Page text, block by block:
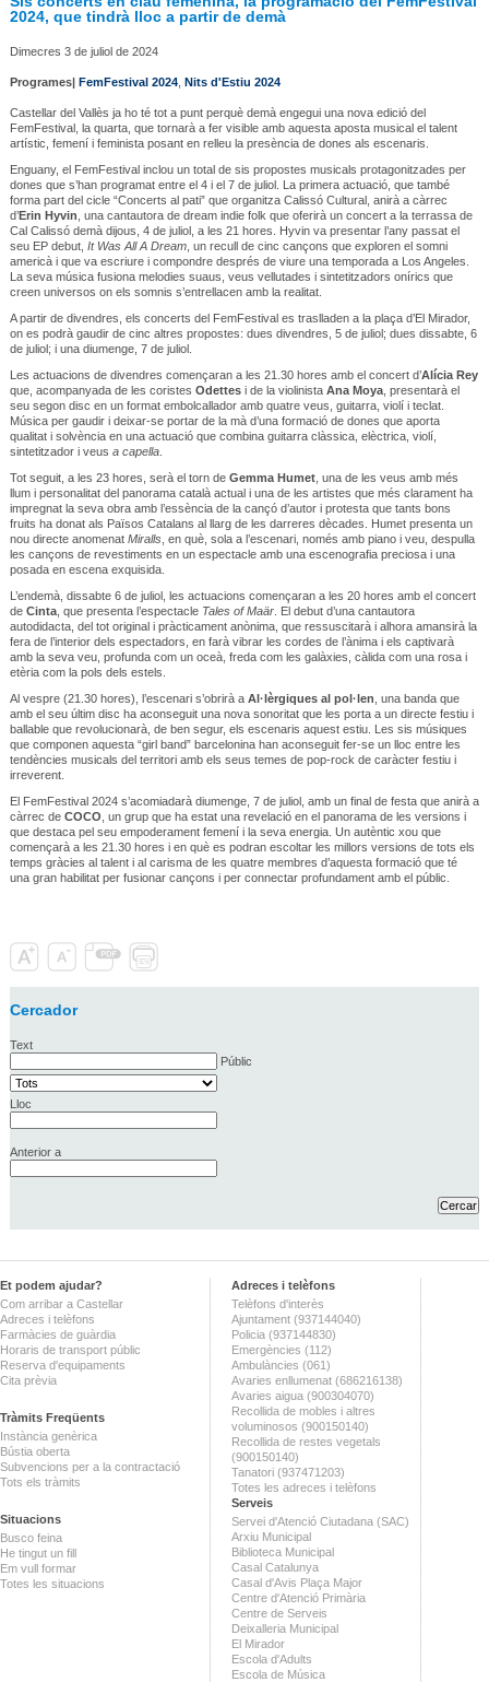
2024, que tindrà lloc a partir de demà
Dimecres 3 de juliol de 2024
Programes| FemFestival 2024, Nits d'Estiu 2024
Castellar del Vallès ja ho té tot a punt perquè demà engegui una nova edició del
FemFestival, la quarta, que tornarà a fer visible amb aquesta aposta musical el talent
artístic, femení i feminista posant en relleu la presència de dones als escenaris.
Enguany, el FemFestival inclou un total de sis propostes musicals protagonitzades per
dones que s’han programat entre el 4 i el 7 de juliol. La primera actuació, que també
forma part del cicle “Concerts al pati” que organitza Calissó Cultural, anirà a càrrec
d’Erin Hyvin , una cantautora de dream indie folk que oferirà un concert a la terrassa de
Cal Calissó demà dijous, 4 de juliol, a les 21 hores. Hyvin va presentar l’any passat el
seu EP debut, It Was All A Dream, un recull de cinc cançons que exploren el somni
americà i que va escriure i compondre després de viure una temporada a Los Angeles.
La seva música fusiona melodies suaus, veus vellutades i sintetitzadors onírics que
creen universos on els somnis s’entrellacen amb la realitat.
A partir de divendres, els concerts del FemFestival es traslladen a la plaça d’El Mirador,
on es podrà gaudir de cinc altres propostes: dues divendres, 5 de juliol; dues dissabte, 6
de juliol; i una diumenge, 7 de juliol.
Les actuacions de divendres començaran a les 21.30 hores amb el concert d’Alícia Rey
que, acompanyada de les coristes Odettesi de la violinista Ana Moya, presentarà el
seu segon disc en un format embolcallador amb quatre veus, guitarra, violí i teclat.
Música per gaudir i deixar-se portar de la mà d’una formació de dones que aporta
qualitat i solvència en una actuació que combina guitarra clàssica, elèctrica, violí,
sintetitzador i veus a capella.
Tot seguit, a les 23 hores, serà el torn de Gemma Humet, una de les veus amb més
llum i personalitat del panorama català actual i una de les artistes que més clarament ha
impregnat la seva obra amb l’essència de la cançó d’autor i protesta que tants bons
fruits ha donat als Països Catalans al llarg de les darreres dècades. Humet presenta un
nou directe anomenat Miralls, en què, sola a l’escenari, només amb piano i veu, despulla
les cançons de revestiments en un espectacle amb una escenografia preciosa i una
posada en escena exquisida.
L’endemà, dissabte 6 de juliol, les actuacions començaran a les 20 hores amb el concert
de Cinta, que presenta l’espectacle Tales of Maär. El debut d’una cantautora
autodidacta, del tot original i pràcticament anònima, que ressuscitarà i alhora amansirà la
fera de l’interior dels espectadors, en farà vibrar les cordes de l’ànima i els captivarà
amb la seva veu, profunda com un oceà, freda com les galàxies, càlida com una rosa i
etèria com la pols dels estels.
Al vespre (21.30 hores), l’escenari s’obrirà a Al·lèrgiques al pol·len , una banda que
amb el seu últim disc ha aconseguit una nova sonoritat que les porta a un directe festiu i
ballable que revolucionarà, de ben segur, els escenaris aquest estiu. Les sis músiques
que componen aquesta “girl band” barcelonina han aconseguit fer-se un lloc entre les
tendències musicals del territori amb els seus temes de pop-rock de caràcter festiu i
irreverent.
El FemFestival 2024 s’acomiadarà diumenge, 7 de juliol, amb un final de festa que anirà a
càrrec de COCO , un grup que ha estat una revelació en el panorama de les versions i
que destaca pel seu empoderament femení i la seva energia. Un autèntic xou que
començarà a les 21.30 hores i en què es podran escoltar les millors versions de tots els
temps gràcies al talent i al carisma de les quatre membres d’aquesta formació que té
una gran habilitat per fusionar cançons i per connectar profundament amb el públic.
Cercador
Text
Públic
Lloc
Anterior a
Et podem ajudar?
Com arribar a Castellar
Adreces i telèfons
Farmàcies de guàrdia
Horaris de transport públic
Reserva d'equipaments
Cita prèvia
Tràmits Freqüents
Instància genèrica
Bústia oberta
Subvencions per a la contractació
Tots els tràmits
Situacions
Busco feina
He tingut un fill
Em vull formar
Totes les situacions
Adreces i telèfons
Telèfons d'interès
Ajuntament (937144040)
Policia (937144830)
Emergències (112)
Ambulàncies (061)
Avaries enllumenat (686216138)
Avaries aigua (900304070)
Recollida de mobles i altres
voluminosos (900150140)
Recollida de restes vegetals
(900150140)
Tanatori (937471203)
Totes les adreces i telèfons
Serveis
Servei d'Atenció Ciutadana (SAC)
Arxiu Municipal
Biblioteca Municipal
Casal Catalunya
Casal d'Avis Plaça Major
Centre d'Atenció Primària
Centre de Serveis
Deixalleria Municipal
El Mirador
Escola d'Adults
Escola de Música